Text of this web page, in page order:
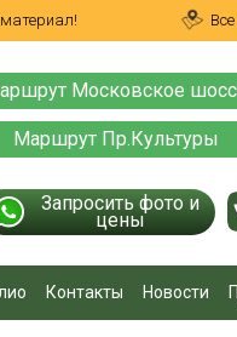
Московское
Маршрут Пр.Культуры
Запросить фото и
цены
Контакты Новости